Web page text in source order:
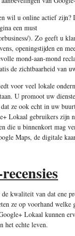
wil u online actief zijn?
een must
). Zo geeft u
openingstijden en
mond-aan-mond
de zichtbaarheid van
voor veel lokale
U promoot uw
ze ook echt in uw
Lokaal gebruikers zijn
die u binnenkort mag
Maps, de digitale
kwaliteit van dat ene
ze op voorhand
Lokaal kunnen
het echte leven.